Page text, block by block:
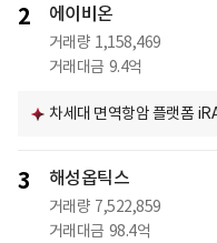
2 에이비온
거래량 1,158,469
거래대금 9.4억
차세대 면역항암 플랫폼
3 해성옵틱스
거래량 7,522,859
거래대금 98.4억